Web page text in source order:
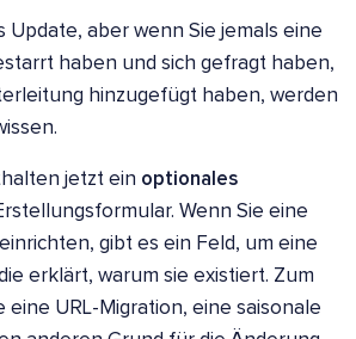
Update, aber wenn Sie jemals eine
haben und sich gefragt haben,
hinzugefügt haben, werden
jetzt ein optionales
Wenn Sie eine
gibt es ein Feld, um eine
erklärt, warum sie existiert. Zum
eine URL-Migration, eine saisonale